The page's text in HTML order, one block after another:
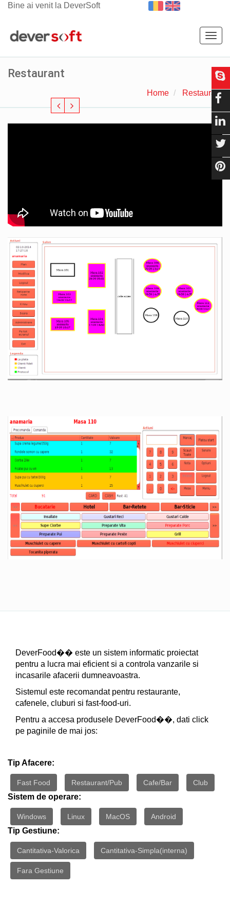
Bine ai venit la DeverSoft
Restaurant
Home Restaurant
DeverFood�� este un sistem informatic proiectat
pentru a lucra mai eficient si a controla vanzarile si
incasarile afacerii dumneavoastra.
Sistemul este recomandat pentru restaurante,
cafenele, cluburi si fast-food-uri.
Pentru a accesa produsele DeverFood��, dati click
pe paginile de mai jos:
Tip Afacere:
Fast Food Restaurant/Pub Cafe/Bar Club
Sistem de operare:
Windows Linux MacOS Android
Tip Gestiune:
Cantitativa-Valorica Cantitativa-Simpla(interna)
Fara Gestiune